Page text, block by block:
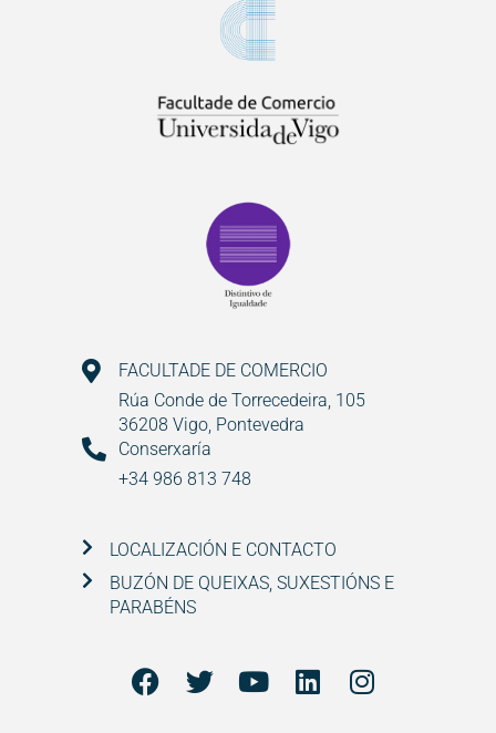
FACULTADE DE COMERCIO
Rúa Conde de Torrecedeira, 105
36208 Vigo, Pontevedra
Conserxaría
+34 986 813 748
LOCALIZACIÓN E CONTACTO
BUZÓN DE QUEIXAS, SUXESTIÓNS E
PARABÉNS